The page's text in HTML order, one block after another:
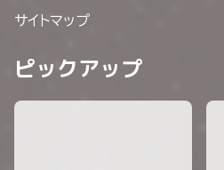
サイトマップ
ピックアップ